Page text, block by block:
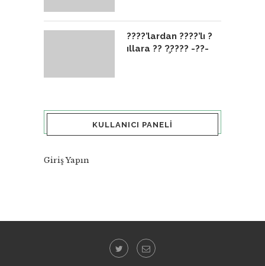
????’lardan ????’lı ?
ıllara ?? ?̧???? -??-
KULLANICI PANELI
Giriş Yapın